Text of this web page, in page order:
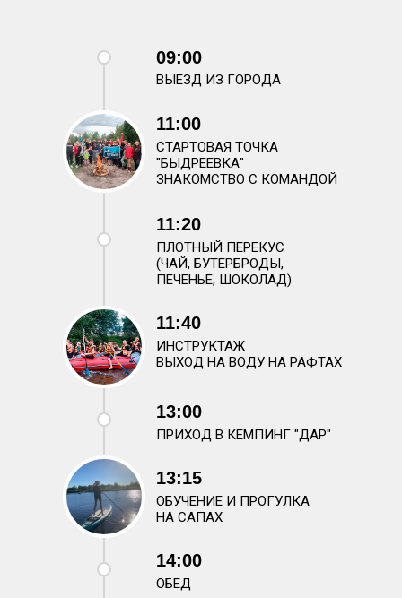
09:00
ВЫЕЗД ИЗ ГОРОДА
СТАРТОВАЯ ТОЧКА
"БЫДРЕЕВКА"
ЗНАКОМСТВО С КОМАНДОЙ
11:00
11:20
ПЛОТНЫЙ ПЕРЕКУС
(ЧАЙ, БУТЕРБРОДЫ,
ПЕЧЕНЬЕ, ШОКОЛАД)
ИНСТРУКТАЖ
ВЫХОД НА ВОДУ НА РАФТАХ
11:40
13:00
ПРИХОД В КЕМПИНГ "ДАР"
ОБУЧЕНИЕ И ПРОГУЛКА
НА САПАХ
13:15
14:00
ОБЕД